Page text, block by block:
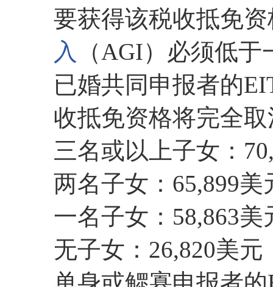
要获得该税收抵免
入
（AGI）必须低
已婚共同申报者的
收抵免资格将完全
三名或以上子女：
两名子女：65,899美
一名子女：58,863美
无子女：26,820美元